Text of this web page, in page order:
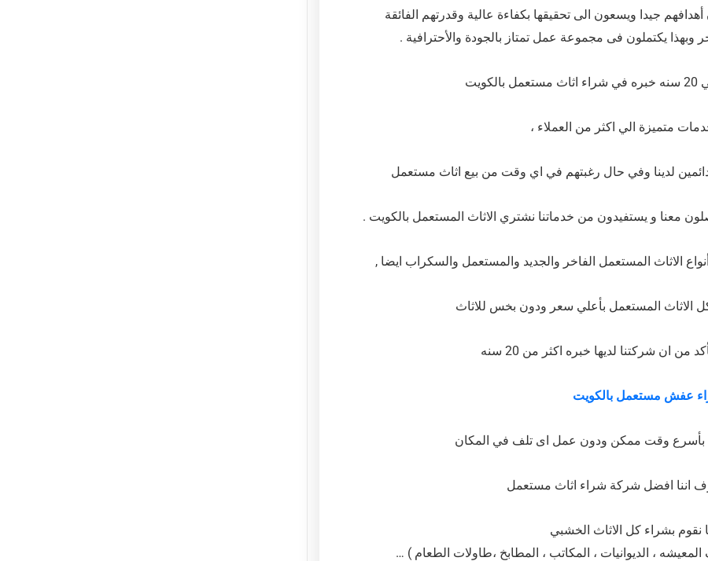
جيدا ويسعون الى تحقيقها بكفاءة عالية وقدرتهم الفائقة
وبهذا يكتملون فى مجموعة عمل تمتاز بالجودة والأحترافية .
متميزة الي اكثر من العملاء ،
لدينا وفي حال رغبتهم في اي وقت من بيع اثاث مستعمل
معنا و يستفيدون من خدماتنا نشتري الاثاث المستعمل بالكويت .
الاثاث المستعمل الفاخر والجديد والمستعمل والسكراب ايضا ,
الاثاث المستعمل بأعلي سعر ودون بخس للاثاث
ان شركتنا لديها خبره اكثر من 20 سنه
عفش مستعمل بالكويت
بأسرع وقت ممكن ودون عمل اى تلف في المكان
اننا افضل شركة شراء اثاث مستعمل
نقوم بشراء كل الاثاث الخشبي
، الديوانيات ، المكاتب ، المطابخ ،طاولات الطعام ) …